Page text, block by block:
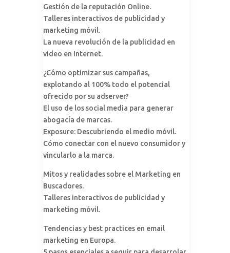
Gestión de la reputación Online.
Talleres interactivos de publicidad y
marketing móvil.
La nueva revolución de la publicidad en
video en Internet.
¿Cómo optimizar sus campañas,
explotando al 100% todo el potencial
ofrecido por su adserver?
El uso de los social media para generar
abogacía de marcas.
Exposure: Descubriendo el medio móvil.
Cómo conectar con el nuevo consumidor y
vincularlo a la marca.
Mitos y realidades sobre el Marketing en
Buscadores.
Talleres interactivos de publicidad y
marketing móvil.
Tendencias y best practices en email
marketing en Europa.